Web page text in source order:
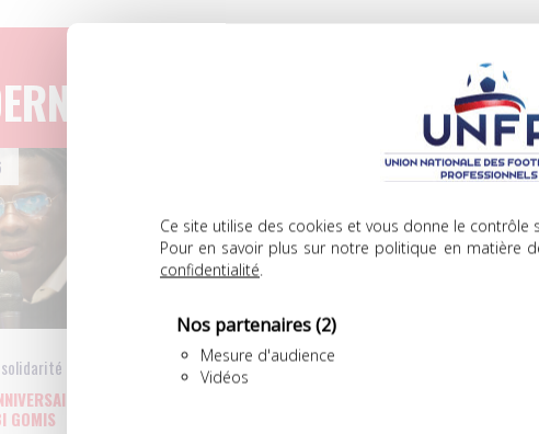
Ce site utilise des cookies et vous donne le contrôle
Pour en savoir plus sur notre politique en matière
confidentialité.
Nos partenaires(2)
Mesure d'audience
Vidéos
ARTICLES
À
GOMIS
UNFP Football Club